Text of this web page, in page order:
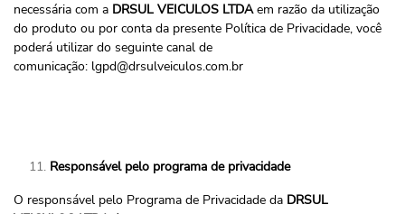
necessária com a DRSUL VEICULOS LTDAem razão da utilização
do produto ou por conta da presente Política de Privacidade, você
poderá utilizar do seguinte canal de
comunicação: lgpd@drsulveiculos.com.br
Responsável pelo programa de privacidade
O responsável pelo Programa de Privacidade da DRSUL